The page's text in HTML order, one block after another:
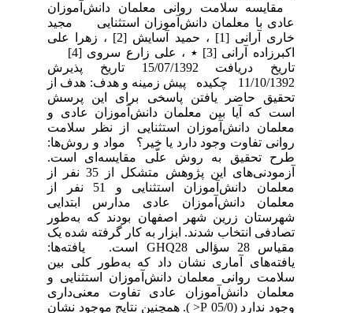
مقایسه سلامت روانی معلمان دانش‌آموزان
عادی با معلمان دانش‌آموزان استثنایی مجید
خاری آرانی [1] ، حمید آسایش [2] ، زهرا علی
اکبرزاده آرانی [3] ٭ ، علی زارع سروی [4]
تاریخ دریافت 15/07/1392 تاریخ پذیرش
11/10/1392 چکیده پیش زمینه و هدف: هدف از
تحقیق حاضر یافتن پاسخی برای این پرسش
است‌ که آیا بین معلمان دانش‌آموزان عادی و
معلمان دانش‌آموزان استثنایی از نظر سلامت
روانی تفاوت وجود دارد یا خیر؟ مواد و روش‌ها:
طرح تحقیق به روش علّی مقایسه‌ای است.
آزمودنی‌های این پژوهش متشکل از 35 نفر از
معلمان دانش‌آموزان استثنایی و 51 نفر از
معلمان دانش‌آموزان عادی مدارس ابتدایی
شهرستان زرین شهر اصفهان بودند که به‌طور
تصادفی انتخاب شدند. ابزار به ‌کار گرفته‌ شده یک
مقیاس 28 سؤالی GHQ28 است. یافته‌ها:
یافته‌های آماری نشان داد که به‌طور کلی بین
سلامت روانی معلمان دانش‌آموزان استثنایی و
معلمان دانش‌آموزان عادی‌ تفاوت معنی‌داری
وجود ندارد (05/0 P< ). همچنین نتایج موجود نشان